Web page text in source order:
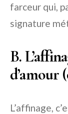
farceur qui,
signature
B.
d’amour
L’affinage,